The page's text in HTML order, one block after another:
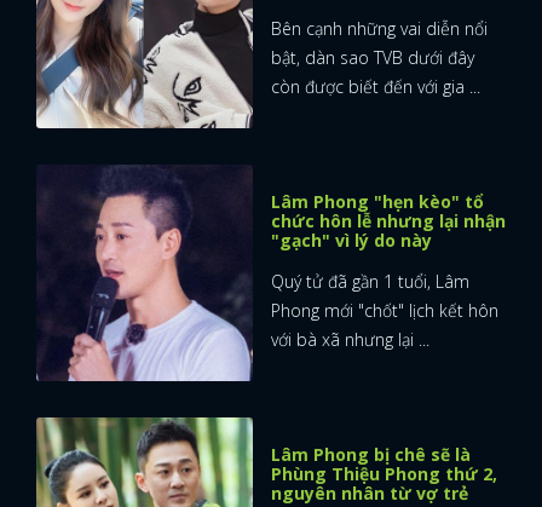
Bên cạnh những vai diễn nổi
bật, dàn sao TVB dưới đây
còn được biết đến với gia ...
Lâm Phong "hẹn kèo" tổ
chức hôn lễ nhưng lại nhận
"gạch" vì lý do này
Quý tử đã gần 1 tuổi, Lâm
Phong mới "chốt" lịch kết hôn
với bà xã nhưng lại ...
Lâm Phong bị chê sẽ là
Phùng Thiệu Phong thứ 2,
nguyên nhân từ vợ trẻ